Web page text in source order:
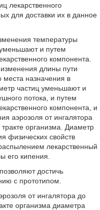
лекарственного
для доставки их в данное
температуры
и путем
компонента.
длины пути
места назначения в
частиц уменьшают и
потока, и путем
компонента, и
аэрозоля от ингалятора
организма. Диаметр
физических свойств
лекарственный
его кипения.
достичь
с прототипом.
от ингалятора до
организма диаметра